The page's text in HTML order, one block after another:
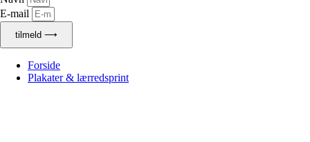
E-mail
tilmeld ⟶
Forside
Plakater & lærredsprint